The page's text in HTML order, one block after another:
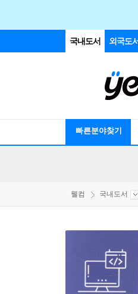
국내도서 외국도서
빠른분야찾기
웰컴 국내도서